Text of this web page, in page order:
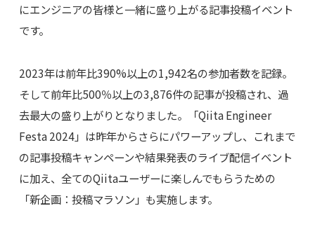
にエンジニアの皆様と一緒に盛り上がる記事投稿イベント
です。
2023年は前年比390%以上の1,942名の参加者数を記録。
そして前年比500％以上の3,876件の記事が投稿され、過
去最大の盛り上がりとなりました。「Qiita Engineer
Festa 2024」は昨年からさらにパワーアップし、これまで
の記事投稿キャンペーンや結果発表のライブ配信イベント
に加え、全てのQiitaユーザーに楽しんでもらうための
「新企画：投稿マラソン」も実施します。